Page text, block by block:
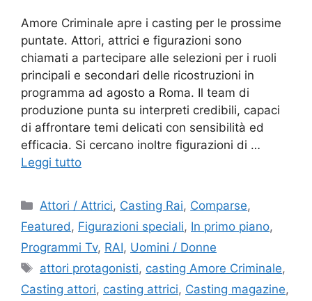
Amore Criminale apre i casting per le prossime
puntate. Attori, attrici e figurazioni sono
chiamati a partecipare alle selezioni per i ruoli
principali e secondari delle ricostruzioni in
programma ad agosto a Roma. Il team di
produzione punta su interpreti credibili, capaci
di affrontare temi delicati con sensibilità ed
efficacia. Si cercano inoltre figurazioni di …
Leggi tutto
Categorie
Attori / Attrici, Casting Rai, Comparse,
Featured, Figurazioni speciali, In primo piano,
Programmi Tv, RAI, Uomini / Donne
Tag
attori protagonisti, casting Amore Criminale,
Casting attori, casting attrici, Casting magazine,